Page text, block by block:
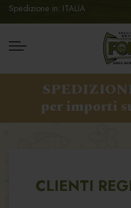
Spedizione in: ITALIA
per importi
CLIENTI